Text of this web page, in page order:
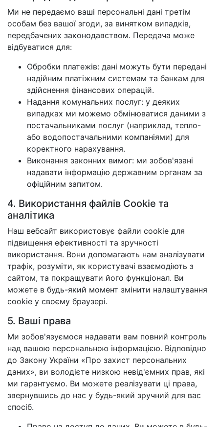
Ми не передаємо ваші персональні дані третім
особам без вашої згоди, за винятком випадків,
передбачених законодавством. Передача може
відбуватися для:
Обробки платежів: дані можуть бути передані
надійним платіжним системам та банкам для
здійснення фінансових операцій.
Надання комунальних послуг: у деяких
випадках ми можемо обмінюватися даними з
постачальниками послуг (наприклад, тепло-
або водопостачальними компаніями) для
коректного нарахування.
Виконання законних вимог: ми зобов'язані
надавати інформацію державним органам за
офіційним запитом.
4. Використання файлів Cookie та
аналітика
Наш вебсайт використовує файли cookie для
підвищення ефективності та зручності
використання. Вони допомагають нам аналізувати
трафік, розуміти, як користувачі взаємодіють з
сайтом, та покращувати його функціонал. Ви
можете в будь-який момент змінити налаштування
cookie у своєму браузері.
5. Ваші права
Ми зобов'язуємося надавати вам повний контроль
над вашою персональною інформацією. Відповідно
до Закону України «Про захист персональних
даних», ви володієте низкою невід'ємних прав, які
ми гарантуємо. Ви можете реалізувати ці права,
звернувшись до нас у будь-який зручний для вас
спосіб.